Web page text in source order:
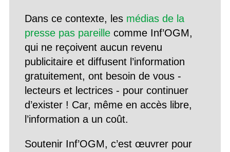
Dans ce contexte, les médias de la
presse pas pareillecomme Inf’OGM,
qui ne reçoivent aucun revenu
publicitaire et diffusent l’information
gratuitement, ont besoin de vous -
lecteurs et lectrices - pour continuer
d’exister ! Car, même en accès libre,
l’information a un coût.
Soutenir Inf’OGM, c’est œuvrer pour